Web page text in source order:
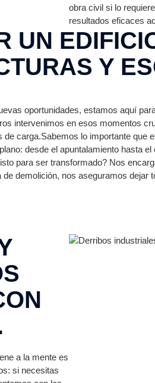
obra civil si lo
resultados eficaces
UN
Y
oportunidades, estamos aquí
intervenimos en esos momentos
carga.Sabemos lo importante
desde el apuntalamiento hasta
para ser transformado? Nos
demolición, nos aseguramos dejar
a la mente es
si necesitas